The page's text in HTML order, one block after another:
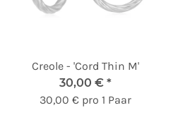
Creole - 'Cord Thin M'
30,00 € *
30,00 € pro 1 Paar